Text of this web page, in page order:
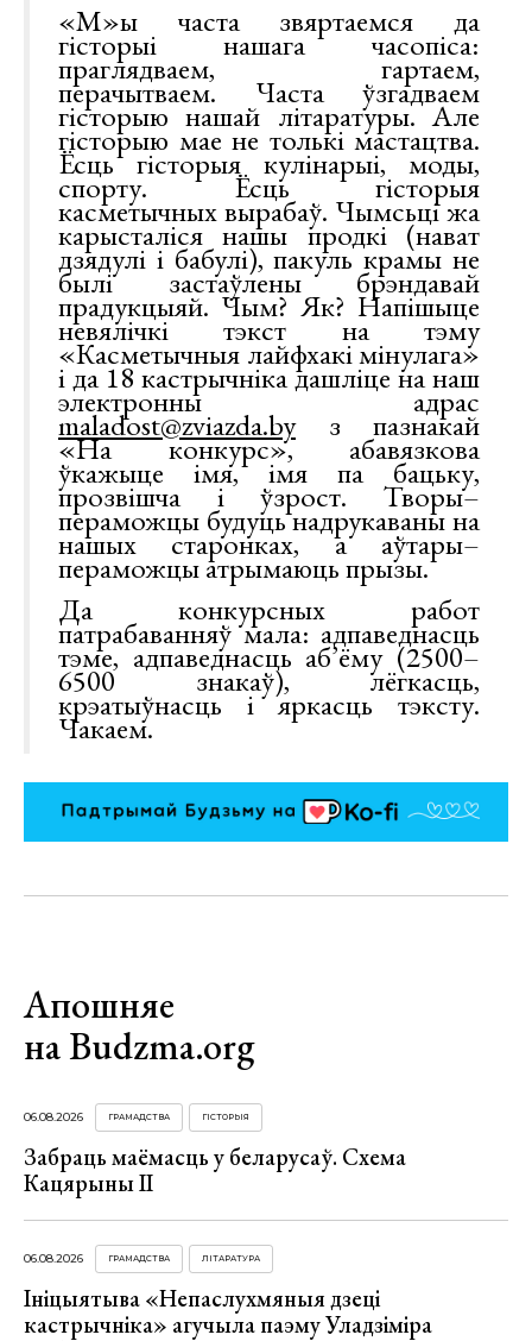
«М»ы часта звяртаемся да
гісторыі нашага часопіса:
праглядваем, гартаем,
перачытваем. Часта ўзгадваем
гісторыю нашай літаратуры. Але
гісторыю мае не толькі мастацтва.
Ёсць гісторыя кулінарыі, моды,
спорту. Ёсць гісторыя
касметычных вырабаў. Чымсьці жа
карысталіся нашы продкі (нават
дзядулі і бабулі), пакуль крамы не
былі застаўлены брэндавай
прадукцыяй. Чым? Як? Напішыце
невялічкі тэкст на тэму
«Касметычныя лайфхакі мінулага»
і да 18 кастрычніка дашліце на наш
электронны адрас
maladost@zviazda.byз пазнакай
«На конкурс», абавязкова
ўкажыце імя, імя па бацьку,
прозвішча і ўзрост. Творы–
пераможцы будуць надрукаваны на
нашых старонках, а аўтары–
пераможцы атрымаюць прызы.
Да конкурсных работ
патрабаванняў мала: адпаведнасць
тэме, адпаведнасць аб’ёму (2500–
6500 знакаў), лёгкасць,
крэатыўнасць і яркасць тэксту.
Чакаем.
Апошняе
на Budzma.org
06.08.2026 ГРАМАДСТВА ГІСТОРЫЯ
Забраць маёмасць у беларусаў. Схема
Кацярыны ІІ
06.08.2026 ГРАМАДСТВА ЛІТАРАТУРА
Ініцыятыва «Непаслухмяныя дзеці
кастрычніка» агучыла паэму Уладзіміра